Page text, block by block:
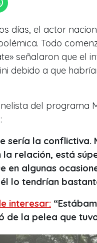
días, el actor
Todo
señalaron que el
debido a que
del programa
sería la conflictiva.
la relación, está
en algunas
lo tendrían
interesar:
de la pelea que